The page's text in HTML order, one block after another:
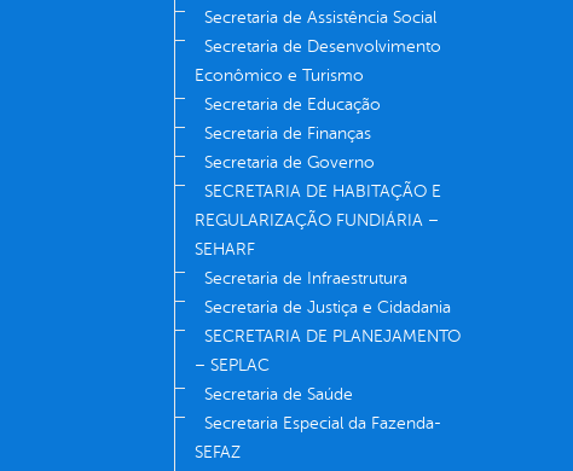
Secretaria de Assistência Social
Secretaria de Desenvolvimento
Econômico e Turismo
Secretaria de Educação
Secretaria de Finanças
Secretaria de Governo
SECRETARIA DE HABITAÇÃO E
REGULARIZAÇÃO FUNDIÁRIA –
SEHARF
Secretaria de Infraestrutura
Secretaria de Justiça e Cidadania
SECRETARIA DE PLANEJAMENTO
– SEPLAC
Secretaria de Saúde
Secretaria Especial da Fazenda-
SEFAZ